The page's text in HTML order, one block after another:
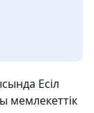
Есіл
мемлекеттік